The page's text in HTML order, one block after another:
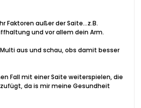
Faktoren außer der Saite...z.B.
und vor allem dein Arm.
aus und schau, obs damit besser
Fall mit einer Saite weiterspielen, die
da is mir meine Gesundheit